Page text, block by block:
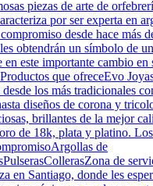
piezas de arte de
por ser experta en
desde hace más
obtendrán un símbolo de
en este importante cambio en
que ofreceEvo
los más tradicionales
diseños de corona y
brillantes de la mejor
de 18k, plata y platino.
de
de
en Santiago, donde les